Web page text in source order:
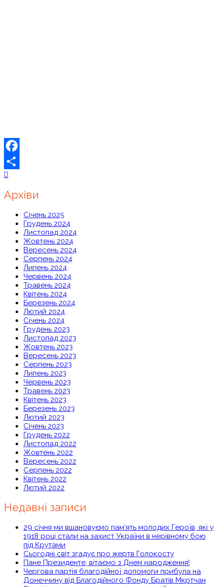
Facebook
Share
Архіви
Січень 2025
Грудень 2024
Листопад 2024
Жовтень 2024
Вересень 2024
Серпень 2024
Липень 2024
Червень 2024
Травень 2024
Квітень 2024
Березень 2024
Лютий 2024
Січень 2024
Грудень 2023
Листопад 2023
Жовтень 2023
Вересень 2023
Серпень 2023
Липень 2023
Червень 2023
Травень 2023
Квітень 2023
Березень 2023
Лютий 2023
Січень 2023
Грудень 2022
Листопад 2022
Жовтень 2022
Вересень 2022
Серпень 2022
Квітень 2022
Лютий 2022
Недавні записи
29 січня ми вшановуємо пам’ять молодих Героїв, які у
1918 році стали на захист України в нерівному бою
під Крутами
Сьогодні світ згадує про жертв Голокосту
Пане Президенте, вітаємо з Днем народження!
Чергова партія благодійної допомоги прибула на
Донеччину від Благодійного Фонду Братів Мкртчан